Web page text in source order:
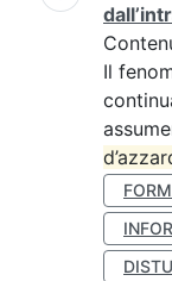
Il